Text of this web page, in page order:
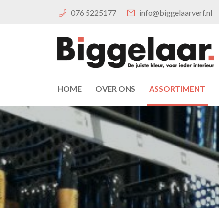
076 5225177 info@biggelaarverf.nl
HOME OVER ONS ASSORTIMENT